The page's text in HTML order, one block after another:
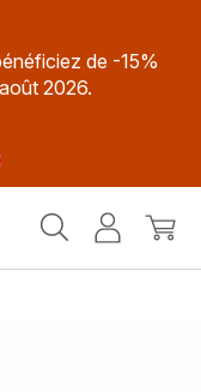
de -15%
2026.
MonMon